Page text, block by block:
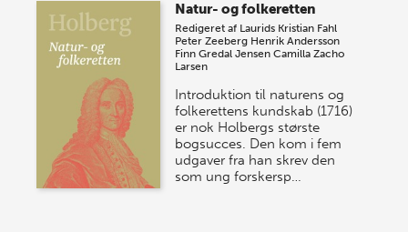
Natur- og folkeretten
Redigeret af Laurids Kristian Fahl
Peter Zeeberg Henrik Andersson
Finn Gredal Jensen Camilla Zacho
Larsen
Introduktion til naturens og
folkerettens kundskab (1716)
er nok Holbergs største
bogsucces. Den kom i fem
udgaver fra han skrev den
som ung forskersp…